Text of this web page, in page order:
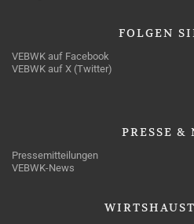
FOLGEN
VEBWK auf Facebook
VEBWK auf X (Twitter)
PRESSE &
Pressemitteilungen
VEBWK-News